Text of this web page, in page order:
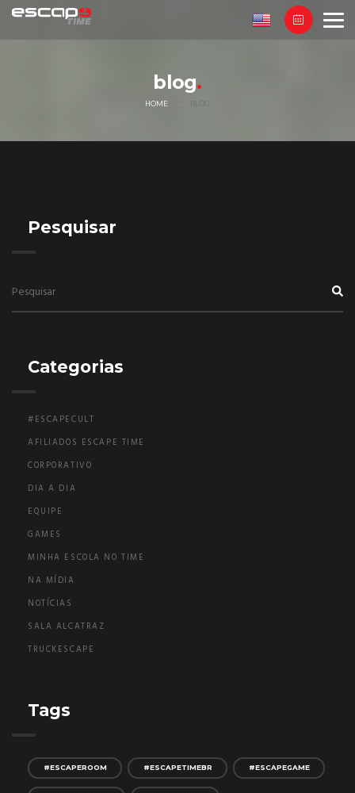
blog
HOME
Pesquisar
Categorias
#ESCAPECULT
AFILIADOS ESCAPE TIME
CORPORATIVO
DIA A DIA
EQUIPE
GAMES
MINHA ESCOLA NO TIME
NA MÍDIA
NOTÍCIAS
SALA ALCATRAZ
TRUCKESCAPE
Tags
#ESCAPEROOM #ESCAPETIMEBR #ESCAPEGAME